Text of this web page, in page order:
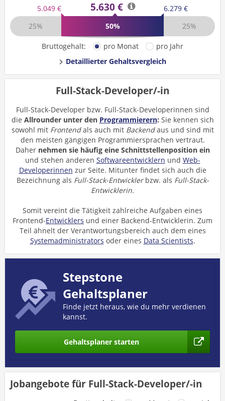
5.049 € 5.630 €
6.279 €
25%
50% 25%
Bruttogehalt: pro Monat
pro Jahr
Detaillierter Gehaltsvergleich
Full-Stack-Developer/-in
Full-Stack-Developer bzw. Full-Stack-Developerinnen sind
die Allrounder unter den Programmierern: Sie kennen sich
sowohl mit Frontendals auch mit Backendaus und sind mit
den meisten gängigen Programmiersprachen vertraut.
Daher nehmen sie häufig eine Schnittstellenposition ein
und stehen anderen Softwareentwicklern und Web-
Developerinnen zur Seite. Mitunter findet sich auch die
Bezeichnung als Full-Stack-Entwicklerbzw. als Full-Stack-
Entwicklerin.
Somit vereint die Tätigkeit zahlreiche Aufgaben eines
Frontend-Entwicklers und einer Backend-Entwicklerin. Zum
Teil ähnelt der Verantwortungsbereich auch dem eines
Systemadministrators oder eines Data Scientists.
Stepstone
Gehaltsplaner
Finde jetzt heraus, wie du mehr verdienen
kannst.
Gehaltsplaner starten
Jobangebote für Full-Stack-Developer/-in